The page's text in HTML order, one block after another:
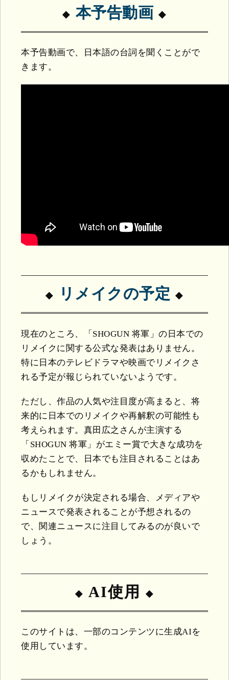
本予告動画
本予告動画で、日本語の台詞を聞くことがで
きます。
リメイクの予定
現在のところ、「SHOGUN 将軍」の日本での
リメイクに関する公式な発表はありません。
特に日本のテレビドラマや映画でリメイクさ
れる予定が報じられていないようです。
ただし、作品の人気や注目度が高まると、将
来的に日本でのリメイクや再解釈の可能性も
考えられます。真田広之さんが主演する
「SHOGUN 将軍」がエミー賞で大きな成功を
収めたことで、日本でも注目されることはあ
るかもしれません。
もしリメイクが決定される場合、メディアや
ニュースで発表されることが予想されるの
で、関連ニュースに注目してみるのが良いで
しょう。
AI使用
このサイトは、一部のコンテンツに生成AIを
使用しています。